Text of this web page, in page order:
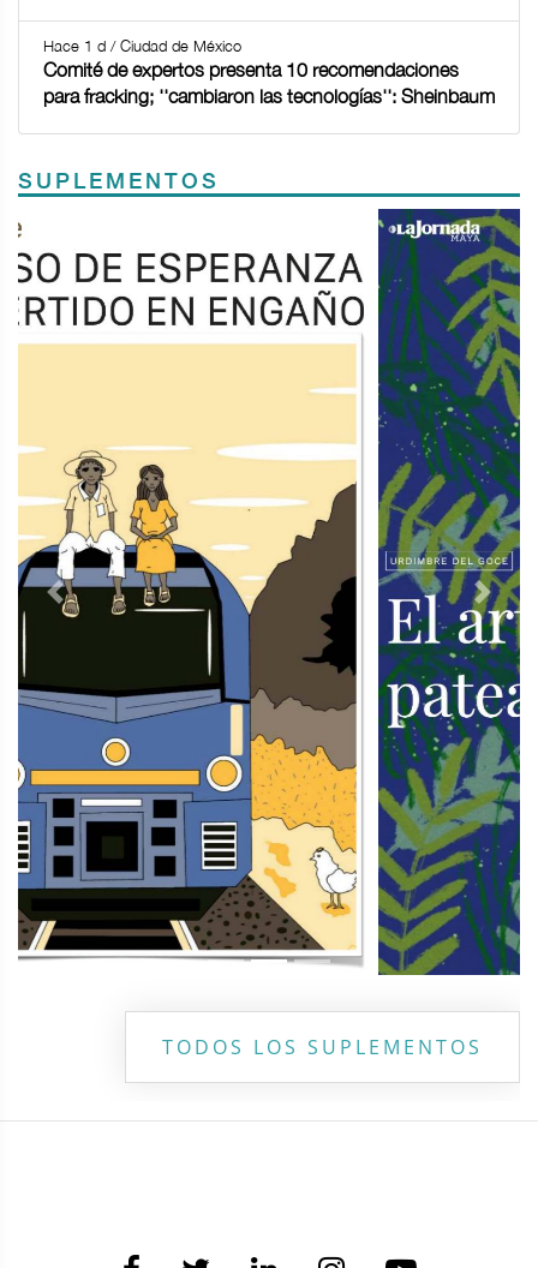
Hace 1 d / Ciudad de México
Comité de expertos presenta 10 recomendaciones
para fracking; ''cambiaron las tecnologías'': Sheinbaum
SUPLEMENTOS
Previous Next
TODOS LOS SUPLEMENTOS